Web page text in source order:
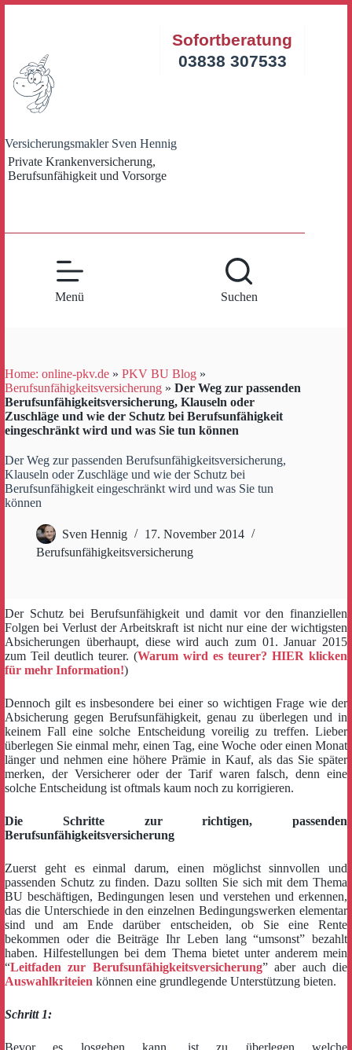
Versicherungsmakler Sven Hennig
Private Krankenversicherung,
Berufsunfähigkeit und Vorsorge
Sofortberatung
03838 307533
Menü Suchen
Home: online-pkv.de » PKV BU Blog »
Berufsunfähigkeitsversicherung » Der Weg zur passenden
Berufsunfähigkeitsversicherung, Klauseln oder
Zuschläge und wie der Schutz bei Berufsunfähigkeit
eingeschränkt wird und was Sie tun können
Der Weg zur passenden Berufsunfähigkeitsversicherung,
Klauseln oder Zuschläge und wie der Schutz bei
Berufsunfähigkeit eingeschränkt wird und was Sie tun
können
Sven Hennig
17. November 2014
Berufsunfähigkeitsversicherung
Der Schutz bei Berufsunfähigkeit und damit vor den finanziellen
Folgen bei Verlust der Arbeitskraft ist nicht nur eine der wichtigsten
Absicherungen überhaupt, diese wird auch zum 01. Januar 2015
zum Teil deutlich teurer. (Warum wird es teurer? HIER klicken
für mehr Information!)
Dennoch gilt es insbesondere bei einer so wichtigen Frage wie der
Absicherung gegen Berufsunfähigkeit, genau zu überlegen und in
keinem Fall eine solche Entscheidung voreilig zu treffen. Lieber
überlegen Sie einmal mehr, einen Tag, eine Woche oder einen Monat
länger und nehmen eine höhere Prämie in Kauf, als das Sie später
merken, der Versicherer oder der Tarif waren falsch, denn eine
solche Entscheidung ist oftmals kaum noch zu korrigieren.
Die Schritte zur richtigen, passenden
Berufsunfähigkeitsversicherung
Zuerst geht es einmal darum, einen möglichst sinnvollen und
passenden Schutz zu finden. Dazu sollten Sie sich mit dem Thema
BU beschäftigen, Bedingungen lesen und verstehen und erkennen,
das die Unterschiede in den einzelnen Bedingungswerken elementar
sind und am Ende darüber entscheiden, ob Sie eine Rente
bekommen oder die Beiträge Ihr Leben lang “umsonst” bezahlt
haben. Hilfestellungen bei dem Thema bietet unter anderem mein
“Leitfaden zur Berufsunfähigkeitsversicherung” aber auch die
Auswahlkriteien können eine grundlegende Unterstützung bieten.
Schritt 1:
Bevor es losgehen kann, ist zu überlegen welche